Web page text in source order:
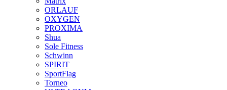
ORLAUF
OXYGEN
PROXIMA
Shua
Sole Fitness
Schwinn
SPIRIT
SportFlag
Torneo